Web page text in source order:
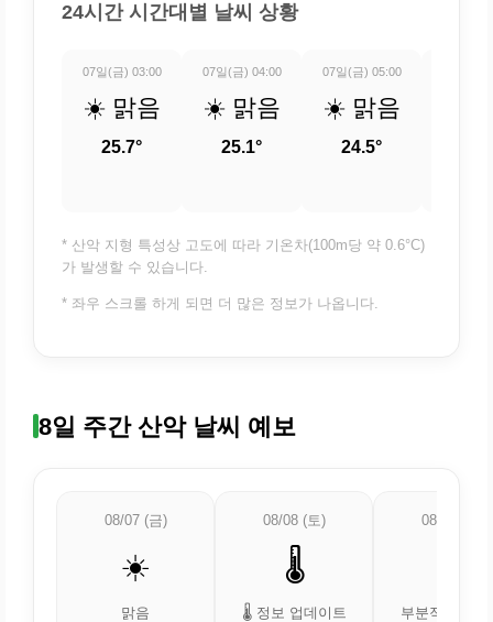
24시간 시간대별 날씨 상황
07일(금) 03:00
☀️ 맑음
25.7°
07일(금) 04:00
☀️ 맑음
25.1°
07일(금) 05:00
☀️ 맑음
24.5°
* 산악 지형 특성상 고도에 따라 기온차(100m당 약 0.6°C)
가 발생할 수 있습니다.
* 좌우 스크롤 하게 되면 더 많은 정보가 나옵니다.
8일 주간 산악 날씨 예보
08/07 (금)
☀️
맑음
08/08 (토)
🌡️
🌡️ 정보 업데이트
08/09 (일)
부분적으로 흐